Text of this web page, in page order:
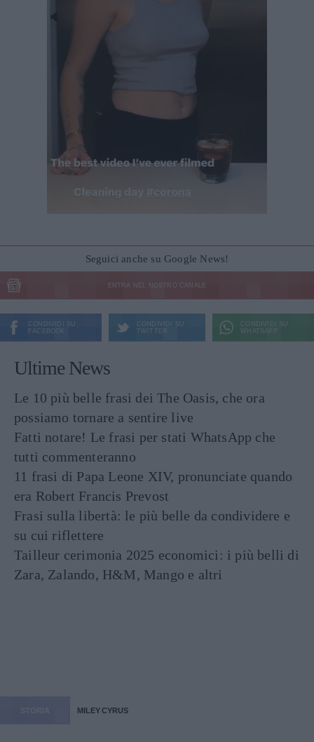
Seguici anche su Google News!
ENTRA NEL NOSTRO CANALE
CONDIVIDI SU
FACEBOOK
CONDIVIDI SU
TWITTER
CONDIVIDI SU
WHATSAPP
Ultime News
Le 10 più belle frasi dei The Oasis, che ora
possiamo tornare a sentire live
Fatti notare! Le frasi per stati WhatsApp che
tutti commenteranno
11 frasi di Papa Leone XIV, pronunciate quando
era Robert Francis Prevost
Frasi sulla libertà: le più belle da condividere e
su cui riflettere
Tailleur cerimonia 2025 economici: i più belli di
Zara, Zalando, H&M, Mango e altri
MILEY CYRUS